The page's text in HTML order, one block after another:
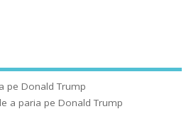
pe Donald Trump
a paria pe Donald Trump